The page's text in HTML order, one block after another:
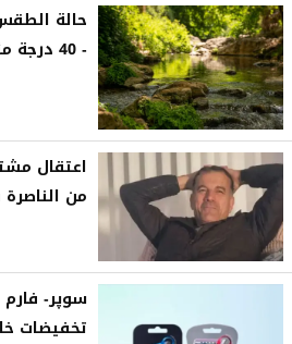
حالة
- 40 درجة مئوية في...
اعتقال
من
سوپر-
تخفيضات